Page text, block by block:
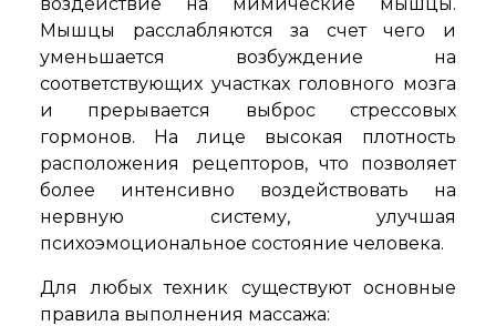
Мышцы расслабляются за счет чего и
уменьшается возбуждение на
соответствующих участках головного мозга
и прерывается выброс стрессовых
гормонов. На лице высокая плотность
расположения рецепторов, что позволяет
более интенсивно воздействовать на
нервную систему, улучшая
психоэмоциональное состояние человека.
Для любых техник существуют основные
правила выполнения массажа: